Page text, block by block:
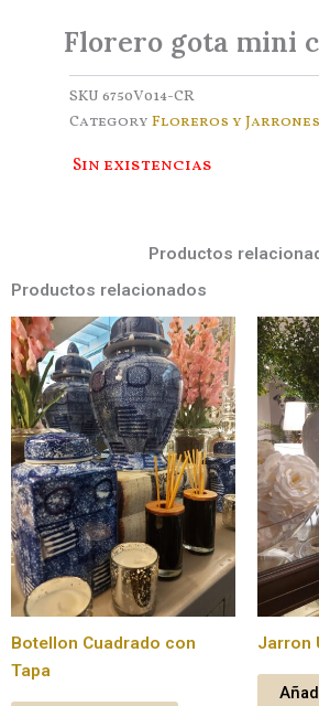
Florero gota mini
SKU 6750V014-CR
Category Floreros y Jarrones
Sin existencias
Productos
Productos relacionados
Botellon Cuadrado con
Tapa
Jarron